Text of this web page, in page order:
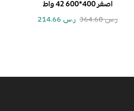
اصفر 400*600 42 واط
ر.س364.68 ر.س